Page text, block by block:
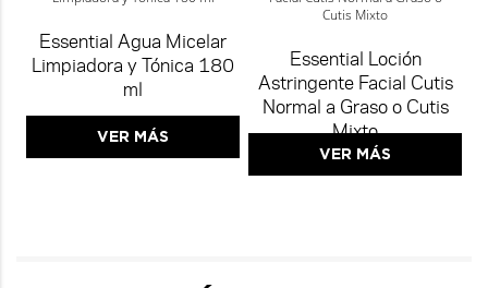
Essential Agua Micelar
Limpiadora y Tónica 180
ml
VER MÁS
Essential Loción
Astringente Facial Cutis
Normal a Graso o Cutis
Mixto
VER MÁS